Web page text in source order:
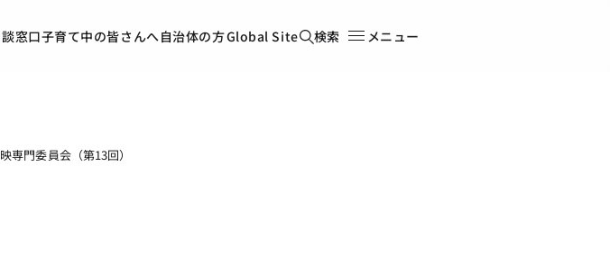
窓口子育て中の皆さんへ自治体の方Global Site 検索 メニュー
専門委員会（第13回）